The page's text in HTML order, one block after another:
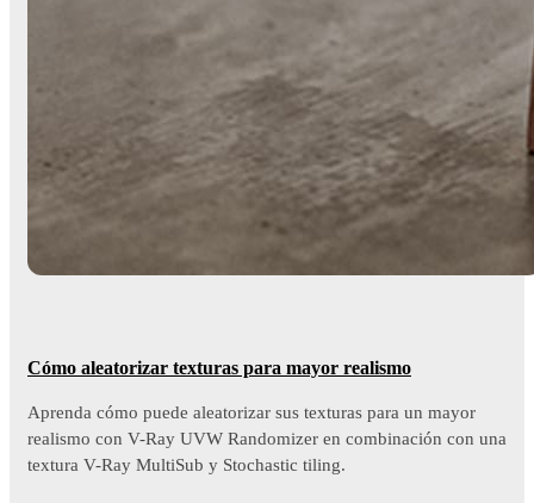
Cómo aleatorizar texturas para mayor realismo
Aprenda cómo puede aleatorizar sus texturas para un mayor
realismo con V-Ray UVW Randomizer en combinación con una
textura V-Ray MultiSub y Stochastic tiling.